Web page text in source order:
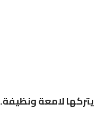
لامعة ونظيفة.